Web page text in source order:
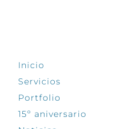
Inicio
Servicios
Portfolio
15º aniversario